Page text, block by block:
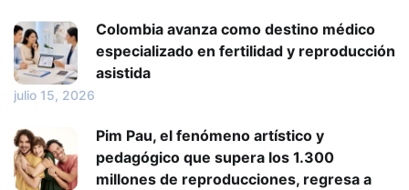
Colombia avanza como destino médico
especializado en fertilidad y reproducción
asistida
julio 15, 2026
Pim Pau, el fenómeno artístico y
pedagógico que supera los 1.300
millones de reproducciones, regresa a